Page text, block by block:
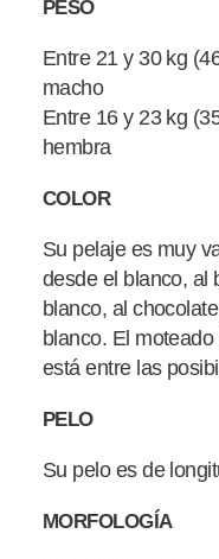
PESO
Entre 21 y 30 kg
macho
Entre 16 y 23 kg
hembra
COLOR
Su pelaje es muy
desde el blanco, al
blanco, al
blanco. El
está entre las
PELO
Su pelo es de
MORFOLOGÍA